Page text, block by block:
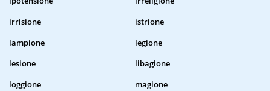
irrisione
istrione
lampione
legione
lesione
libagione
loggione
magione